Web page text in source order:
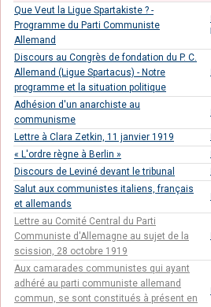
Que Veut la Ligue Spartakiste ? -
Programme du Parti Communiste
Allemand
Discours au Congrès de fondation du P. C.
Allemand (Ligue Spartacus) - Notre
programme et la situation politique
Adhésion d'un anarchiste au
communisme
Lettre à Clara Zetkin, 11 janvier 1919
« L'ordre règne à Berlin »
Discours de Leviné devant le tribunal
Salut aux communistes italiens, français
et allemands
Lettre au Comité Central du Parti
Communiste d'Allemagne au sujet de la
scission, 28 octobre 1919
Aux camarades communistes qui ayant
adhéré au parti communiste allemand
commun, se sont constitués à présent en